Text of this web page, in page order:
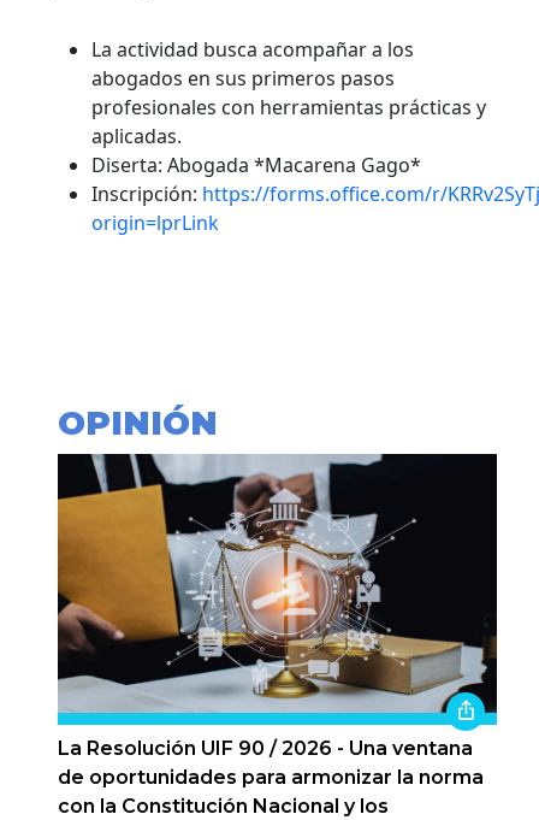
La actividad busca acompañar a los
abogados en sus primeros pasos
profesionales con herramientas prácticas y
aplicadas.
Diserta: Abogada *Macarena Gago*
Inscripción: https://forms.office.com/r/
origin=lprLink
OPINIÓN
La Resolución UIF 90 / 2026 - Una ventana
de oportunidades para armonizar la norma
con la Constitución Nacional y los